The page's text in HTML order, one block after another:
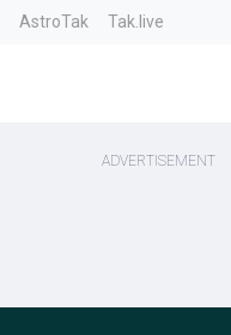
AstroTak Tak.live